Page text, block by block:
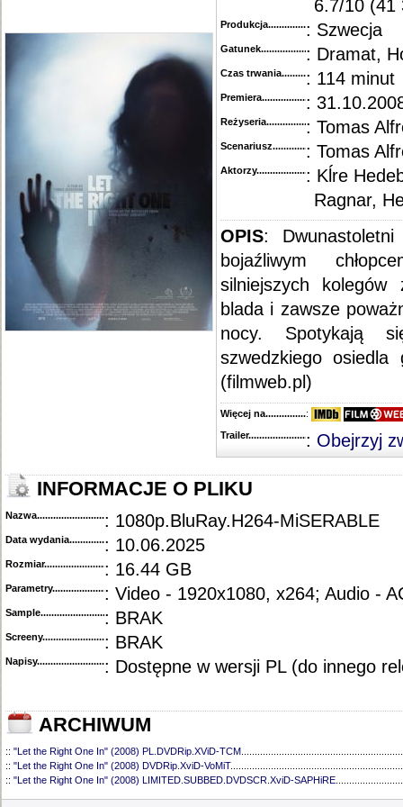
6.7/10 (41
Produkcja.........................................
: Szwecja
Gatunek...........................................
: Dramat,
Czas trwania......................................
: 114 minut
Premiera..........................................
:
Reżyseria........................................
: Tomas
Scenariusz........................................
: Tomas
Aktorzy...........................................
: Kĺre
Ragnar,
OPIS:
bojaźliwym
silniejszych
blada i zawsze
nocy. Spotykają
szwedzkiego
(filmweb.pl)
Więcej na........................................
:
Trailer...........................................
: Obejrzyj
INFORMACJE O PLIKU
Nazwa.............................................: 1080p.BluRay.H264-MiSERABLE
Data wydania......................................
: 10.06.2025
Rozmiar...........................................
: 16.44 GB
Parametry.........................................: Video - 1920x1080, x264; Audio -
Sample............................................
: BRAK
Screeny...........................................
: BRAK
Napisy............................................: Dostępne w wersji PL (do innego
ARCHIWUM
:: "Let the Right One In" (2008) PL.DVDRip.XViD-TCM
:: "Let the Right One In" (2008) DVDRip.XviD-VoMiT
:: "Let the Right One In" (2008) LIMITED.SUBBED.DVDSCR.XviD-SAPHiRE